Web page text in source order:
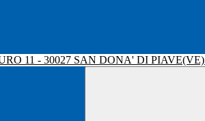
11 - 30027 SAN DONA' DI PIAVE(VE)